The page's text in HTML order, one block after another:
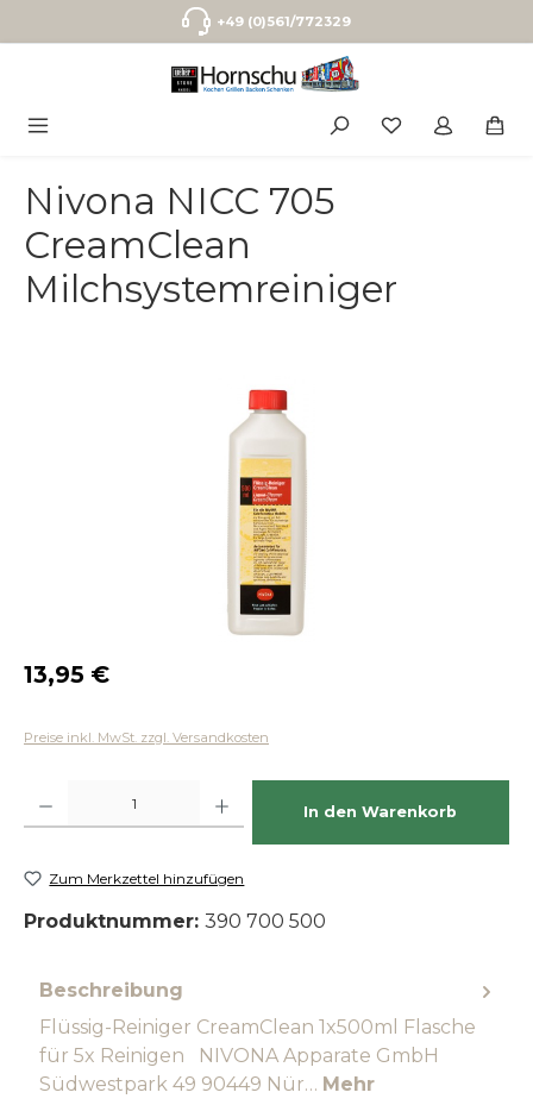
Zum Hauptinhalt springen+49 (0)561/772329
Nivona NICC 705
CreamClean
Milchsystemreiniger
Bildergalerie überspringen
Regulärer Preis:
13,95 €
Preise inkl. MwSt. zzgl. Versandkosten
In den Warenkorb
Zum Merkzettel hinzufügen
Produktnummer: 390 700 500
Beschreibung
Flüssig-Reiniger CreamClean 1x500ml Flasche
für 5x Reinigen NIVONA Apparate GmbH
Südwestpark 49 90449 Nür… Mehr